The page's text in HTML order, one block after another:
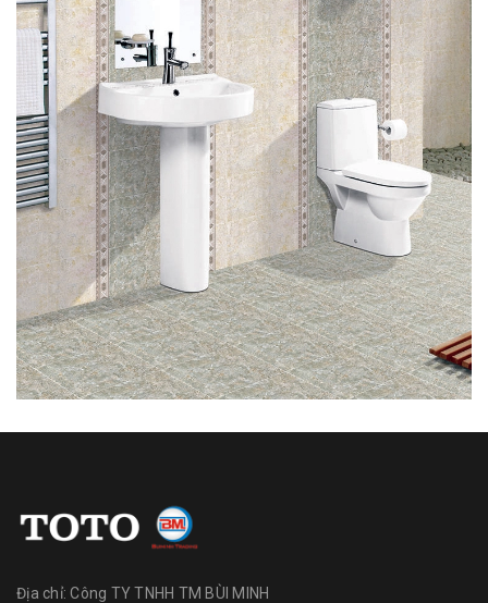
Địa chỉ:Công TY TNHH TM BÙI MINH